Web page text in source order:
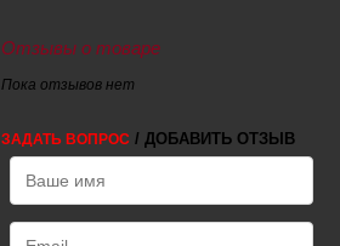
Отзывы о товаре
Пока отзывов нет
ЗАДАТЬ ВОПРОС / ДОБАВИТЬ ОТЗЫВ